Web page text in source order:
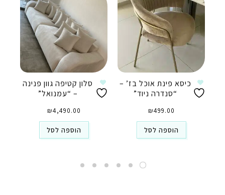
כיסא פינת אוכל בז’ –
“סנדרה ניוד”
₪499.00
הוספה לסל
סלון קטיפה גוון פנינה
– “עמנואל”
₪4,490.00
הוספה לסל